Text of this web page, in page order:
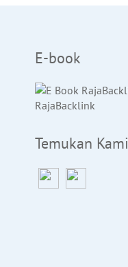
E-book
RajaBacklink
Temukan Kami